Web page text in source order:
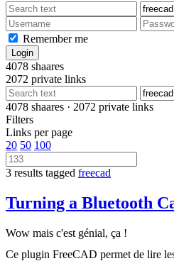
Remember me
4078 shaares
2072 private links
4078 shaares · 2072 private links
Filters
Links per page
20 50 100
3 results tagged freecad
Turning a Bluetooth
Wow mais c'est génial, ça !
Ce plugin FreeCAD permet de lire